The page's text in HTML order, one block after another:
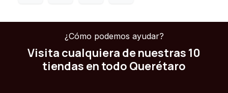
¿Cómo podemos ayudar?
Visita cualquiera de nuestras 10
tiendas en todo Querétaro